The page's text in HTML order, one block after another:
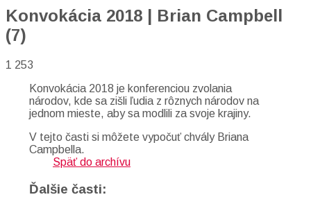
Konvokácia 2018 | Brian Campbell
(7)
1 253
Konvokácia 2018 je konferenciou zvolania
národov, kde sa zišli ľudia z rôznych národov na
jednom mieste, aby sa modlili za svoje krajiny.
V tejto časti si môžete vypočuť chvály Briana
Campbella.
Späť do archívu
Ďalšie časti: